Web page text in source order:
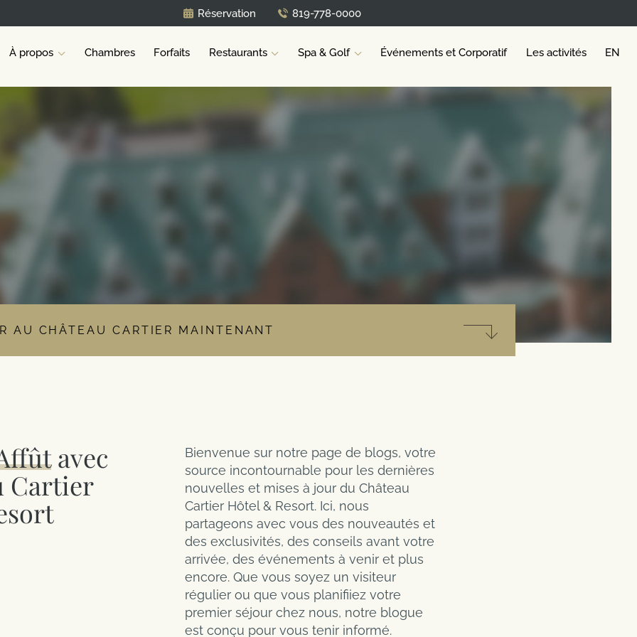
Réservation 819-778-0000
À propos Chambres Forfaits Restaurants Spa & Golf Événements et Corporatif Les activités EN
AU CHÂTEAU CARTIER MAINTENANT
Pour consulter les tarifs détaillés ou pour réserver une chambre avec le forfait spa inclus,
avec
Cartier
Bienvenue sur notre page de blogs, votre
source incontournable pour les dernières
nouvelles et mises à jour du Château
Cartier Hôtel & Resort. Ici, nous
partageons avec vous des nouveautés et
des exclusivités, des conseils avant votre
arrivée, des événements à venir et plus
encore. Que vous soyez un visiteur
régulier ou que vous planifiiez votre
premier séjour chez nous, notre blogue
est conçu pour vous tenir informé.